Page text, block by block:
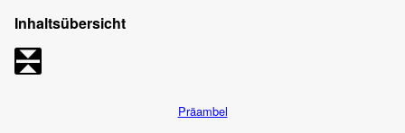
Inhaltsübersicht
Präambel